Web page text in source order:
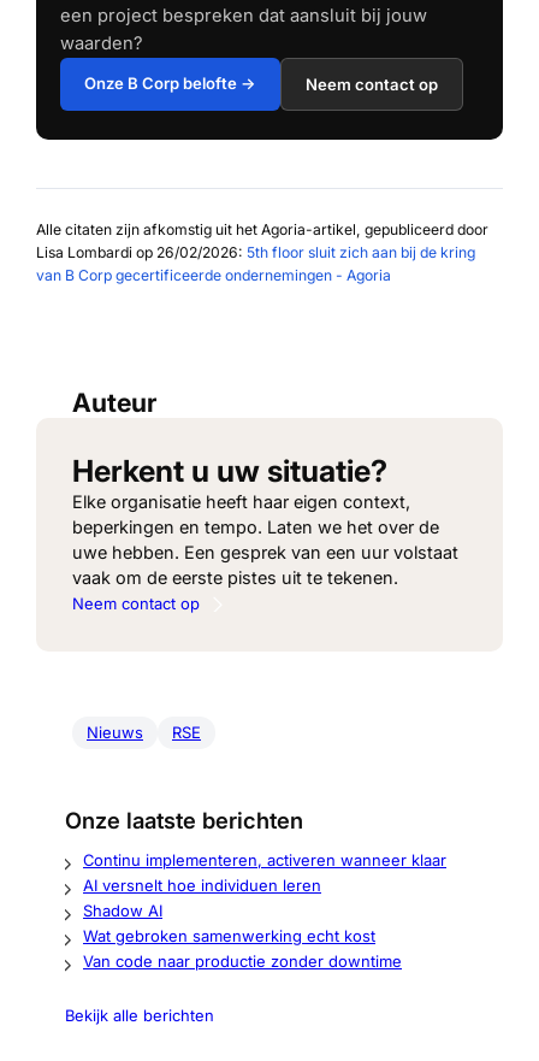
een project bespreken dat aansluit bij jouw
waarden?
Onze B Corp belofte → Neem contact op
Alle citaten zijn afkomstig uit het Agoria-artikel, gepubliceerd door
Lisa Lombardi op 26/02/2026: 5th floor sluit zich aan bij de kring
van B Corp gecertificeerde ondernemingen - Agoria
Auteur
Herkent u uw situatie?
Elke organisatie heeft haar eigen context,
beperkingen en tempo. Laten we het over de
uwe hebben. Een gesprek van een uur volstaat
vaak om de eerste pistes uit te tekenen.
Neem contact op
Nieuws RSE
Onze laatste berichten
Continu implementeren, activeren wanneer klaar
AI versnelt hoe individuen leren
Shadow AI
Wat gebroken samenwerking echt kost
Van code naar productie zonder downtime
Bekijk alle berichten